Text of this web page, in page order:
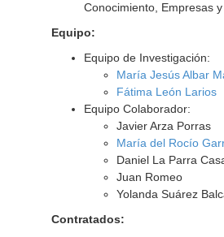
Conocimiento, Empresas
Equipo:
Equipo de Investigación:
María Jesús Albar
Fátima León Larios
Equipo Colaborador:
Javier Arza Porras
María del Rocío
Daniel La Parra
Juan Romeo
Yolanda Suárez
Contratados: